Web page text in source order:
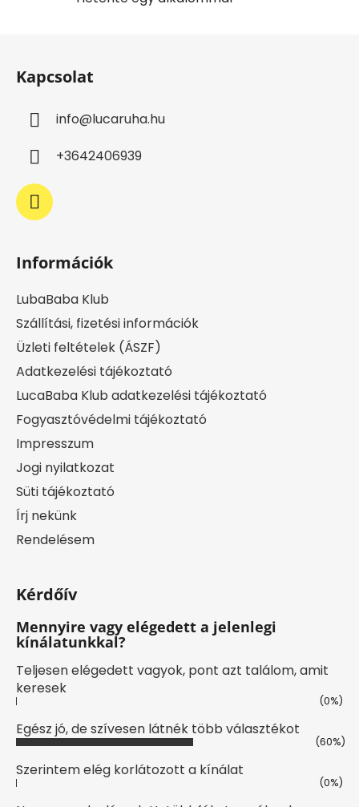
Kapcsolat
info@lucaruha.hu
+3642406939
Információk
LubaBaba Klub
Szállítási, fizetési információk
Üzleti feltételek (ÁSZF)
Adatkezelési tájékoztató
LucaBaba Klub adatkezelési tájékoztató
Fogyasztóvédelmi tájékoztató
Impresszum
Jogi nyilatkozat
Süti tájékoztató
Írj nekünk
Rendelésem
Kérdőív
Mennyire vagy elégedett a jelenlegi
kínálatunkkal?
Teljesen elégedett vagyok, pont azt találom, amit
keresek
(0%)
Egész jó, de szívesen látnék több választékot
(60%)
Szerintem elég korlátozott a kínálat
(0%)